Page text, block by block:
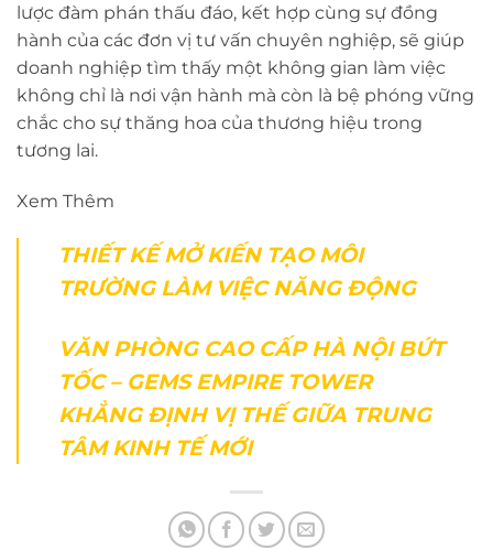
lược đàm phán thấu đáo, kết hợp cùng sự đồng
hành của các đơn vị tư vấn chuyên nghiệp, sẽ giúp
doanh nghiệp tìm thấy một không gian làm việc
không chỉ là nơi vận hành mà còn là bệ phóng vững
chắc cho sự thăng hoa của thương hiệu trong
tương lai.
Xem Thêm
THIẾT KẾ MỞ KIẾN TẠO MÔI
TRƯỜNG LÀM VIỆC NĂNG ĐỘNG
VĂN PHÒNG CAO CẤP HÀ NỘI BỨT
TỐC – GEMS EMPIRE TOWER
KHẲNG ĐỊNH VỊ THẾ GIỮA TRUNG
TÂM KINH TẾ MỚI